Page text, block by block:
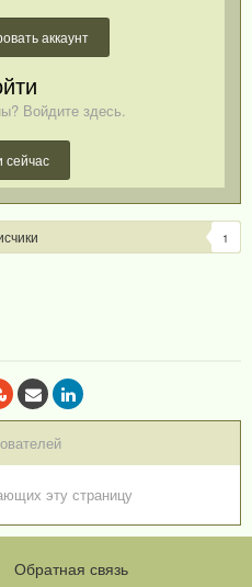
аккаунт
Войдите здесь.
сейчас
1
эту страницу
Обратная связь